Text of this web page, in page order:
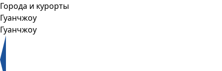
Города и курорты
Гуанчжоу
Гуанчжоу